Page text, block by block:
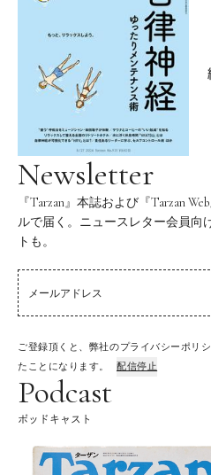
Newsletter
『Tarzan』本誌および『Tarzan
ルで届く。ニュースレター会員向
トも。
ご登録頂くと、弊社のプライバシーポリ
たことになります。
配信停止
Podcast
ポッドキャスト